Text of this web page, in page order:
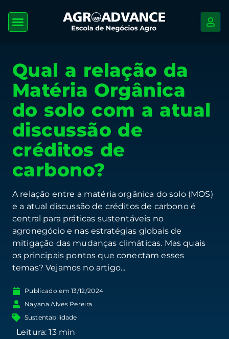
Qual a relação da
Matéria Orgânica
do solo com a atual
discussão de
créditos de
carbono?
A relação entre a matéria orgânica do solo (MOS)
e a atual discussão de créditos de carbono é
central para práticas sustentáveis no
agronegócio e nas estratégias globais de
mitigação das mudanças climáticas. Mas quais
os principais pontos que conectam esses
temas? Vejamos no artigo...
Publicado em 13/12/2024
Nayana Alves Pereira
Sustentabilidade